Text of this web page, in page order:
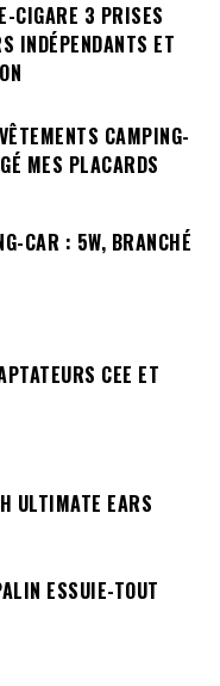
CIGARE 3 PRISES
INDÉPENDANTS ET
CAMPING-
MES PLACARDS
CAR : 5W, BRANCHÉ
CEE ET
ULTIMATE EARS
ESSUIE-TOUT